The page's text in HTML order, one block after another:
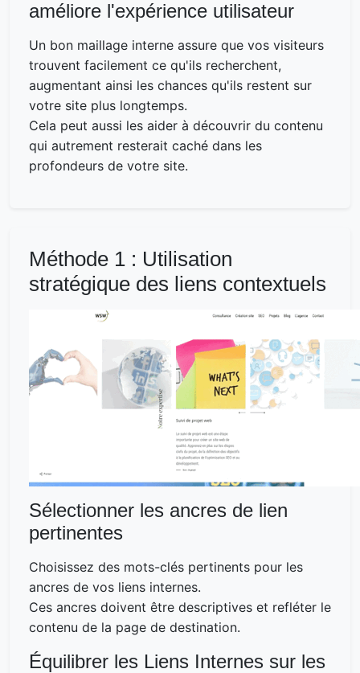
améliore l'expérience utilisateur
Un bon maillage interne assure que vos visiteurs
trouvent facilement ce qu'ils recherchent,
augmentant ainsi les chances qu'ils restent sur
votre site plus longtemps.
Cela peut aussi les aider à découvrir du contenu
qui autrement resterait caché dans les
profondeurs de votre site.
Méthode 1 : Utilisation
stratégique des liens contextuels
Sélectionner les ancres de lien
pertinentes
Choisissez des mots-clés pertinents pour les
ancres de vos liens internes.
Ces ancres doivent être descriptives et refléter le
contenu de la page de destination.
Équilibrer les Liens Internes sur les